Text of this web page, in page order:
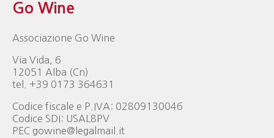
Go Wine
Associazione Go Wine
Via Vida, 6
12051 Alba (Cn)
tel. +39 0173 364631
Codice fiscale e P.IVA: 02809130046
Codice SDI: USAL8PV
PEC gowine@legalmail.it